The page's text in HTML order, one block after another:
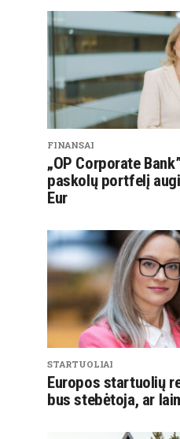
FINANSAI
„OP Corporate
paskolų portfelį
Eur
STARTUOLIAI
Europos startuolių
bus stebėtoja, ar